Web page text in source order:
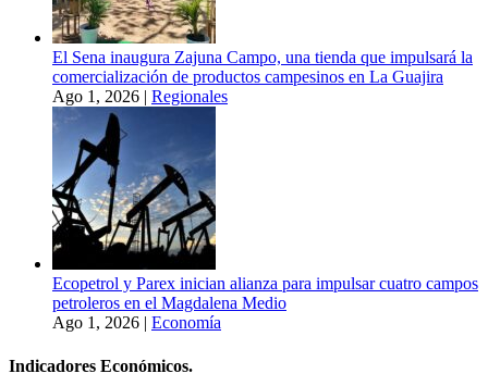
El Sena inaugura Zajuna Campo, una tienda que impulsará la
comercialización de productos campesinos en La Guajira
Ago 1, 2026 | Regionales
Ecopetrol y Parex inician alianza para impulsar cuatro campos
petroleros en el Magdalena Medio
Ago 1, 2026 | Economía
Indicadores Económicos.